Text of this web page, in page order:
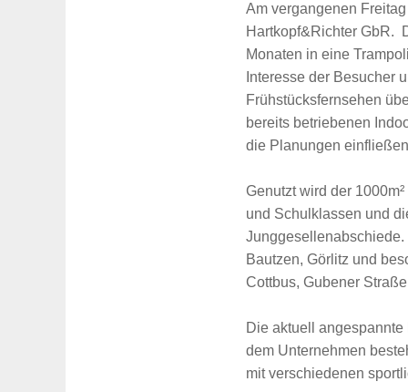
Am vergangenen
Hartkopf&Richter GbR.
Monaten in eine
Interesse der Besucher
Frühstücksfernsehen
bereits betriebenen
die Planungen
Genutzt wird der
und Schulklassen und
Bautzen, Görlitz und
Cottbus, Gubener
Die aktuell
dem Unternehmen
mit verschiedenen